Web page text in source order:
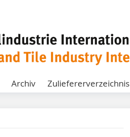
Archiv Zuliefererverzeichnis